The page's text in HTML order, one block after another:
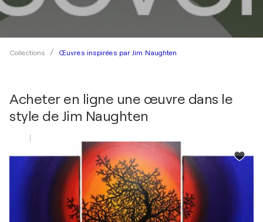
Collections Œuvres inspirées par Jim Naughten
Acheter en ligne une œuvre dans le
style de Jim Naughten